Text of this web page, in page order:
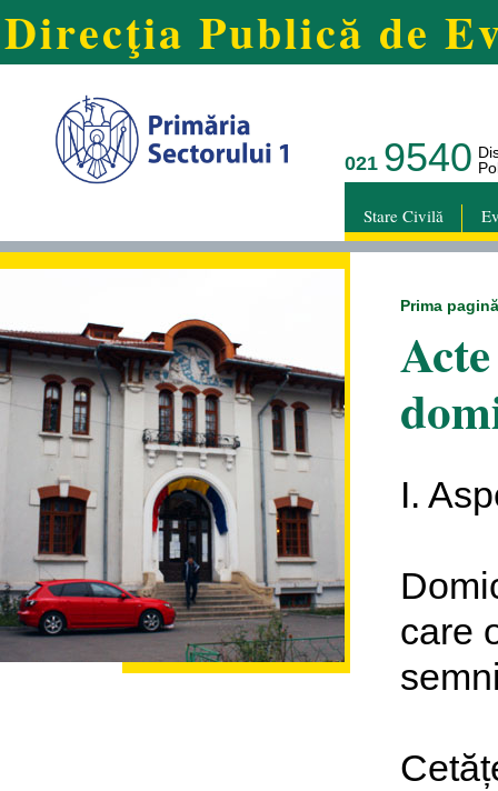
Direcţia Publică de
021 9540
Stare Civilă
Prima pagină
I.
care